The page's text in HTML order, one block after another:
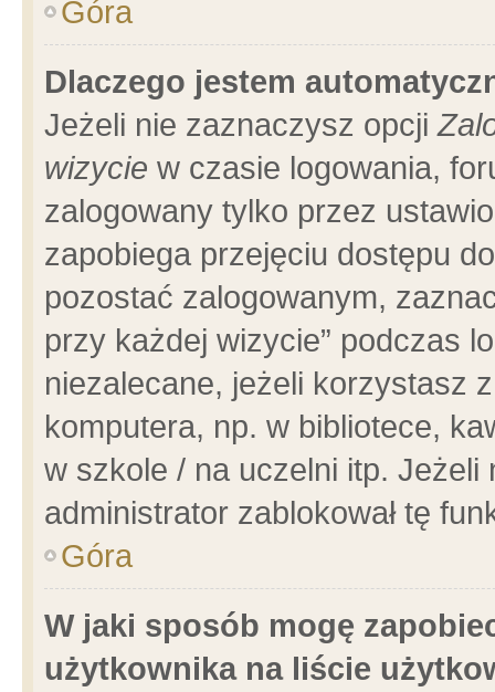
Góra
Dlaczego jestem
Jeżeli nie zaznaczysz opcji
wizycie w czasie logowania,
zalogowany tylko przez
zapobiega przejęciu dostępu
pozostać zalogowanym,
przy każdej wizycie” podczas
niezalecane, jeżeli korzystasz
komputera, np. w bibliotece,
w szkole / na uczelni itp.
administrator zablokował tę
Góra
W jaki sposób mogę
użytkownika na liście